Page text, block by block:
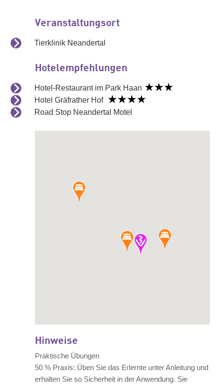
Veranstaltungsort
Tierklinik Neandertal
Hotelempfehlungen
Hotel-Restaurant im Park Haan
Hotel Gräfrather Hof
Road Stop Neandertal Motel
Hinweise
Praktische Übungen
50 % Praxis: Üben Sie das Erlernte unter Anleitung und
erhalten Sie so Sicherheit in der Anwendung. Sie